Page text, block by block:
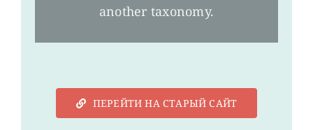
another taxonomy.
ПЕРЕЙТИ НА СТАРЫЙ САЙТ